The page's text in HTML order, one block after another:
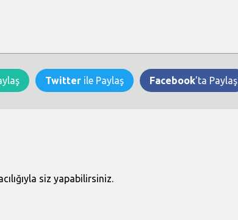
Twitterile Paylaş Facebook'ta Paylaş
siz yapabilirsiniz.